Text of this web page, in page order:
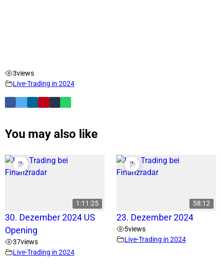
3views
Live-Trading in 2024
You may also like
1:11:25
30. Dezember 2024 US
Opening
37views
Live-Trading in 2024
58:12
23. Dezember 2024
5views
Live-Trading in 2024